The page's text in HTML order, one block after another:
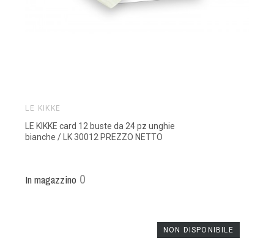
LE KIKKE
LE KIKKE card 12 buste da 24 pz unghie
bianche / LK 30012 PREZZO NETTO
In magazzino 0
NON DISPONIBILE